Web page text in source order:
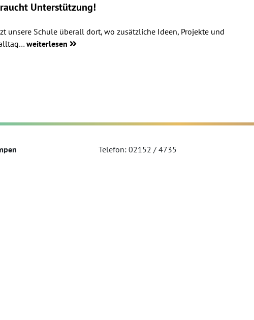
Unterstützung!
unsere Schule überall dort, wo zusätzliche Ideen, Projekte und
weiterlesen
Telefon: 02152 / 4735